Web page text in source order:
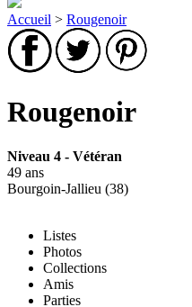
Accueil > Rougenoir
Rougenoir
Niveau 4 - Vétéran
49 ans
Bourgoin-Jallieu (38)
Listes
Photos
Collections
Amis
Parties